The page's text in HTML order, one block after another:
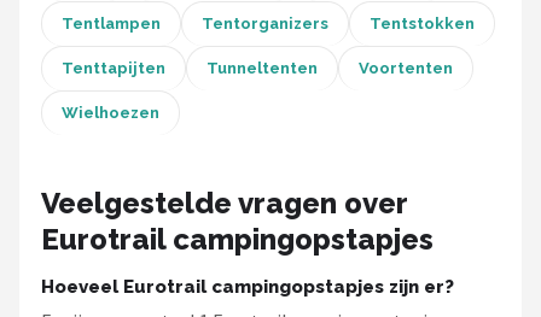
Tentlampen Tentorganizers Tentstokken
Tenttapijten Tunneltenten Voortenten
Wielhoezen
Veelgestelde vragen over
Eurotrail campingopstapjes
Hoeveel Eurotrail campingopstapjes zijn er?